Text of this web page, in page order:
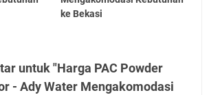
ke Bekasi
untuk "Harga PAC Powder
- Ady Water Mengakomodasi